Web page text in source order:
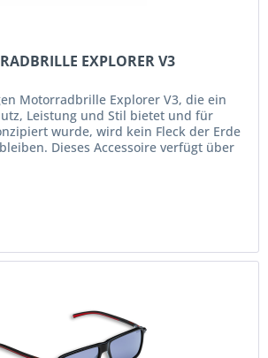
EXPLORER V3
Motorradbrille Explorer V3, die ein
Leistung und Stil bietet und für
wurde, wird kein Fleck der Erde
Dieses Accessoire verfügt über